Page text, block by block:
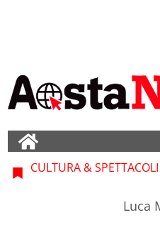
CULTURA & SPETTACOLI
Luca